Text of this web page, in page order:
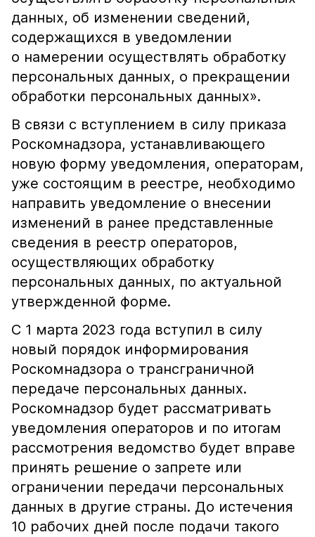
данных, об изменении сведений,
содержащихся в уведомлении
о намерении осуществлять обработку
персональных данных, о прекращении
обработки персональных данных».
В связи с вступлением в силу приказа
Роскомнадзора, устанавливающего
новую форму уведомления, операторам,
уже состоящим в реестре, необходимо
направить уведомление о внесении
изменений в ранее представленные
сведения в реестр операторов,
осуществляющих обработку
персональных данных, по актуальной
утвержденной форме.
С 1 марта 2023 года вступил в силу
новый порядок информирования
Роскомнадзора о трансграничной
передаче персональных данных.
Роскомнадзор будет рассматривать
уведомления операторов и по итогам
рассмотрения ведомство будет вправе
принять решение о запрете или
ограничении передачи персональных
данных в другие страны. До истечения
10 рабочих дней после подачи такого